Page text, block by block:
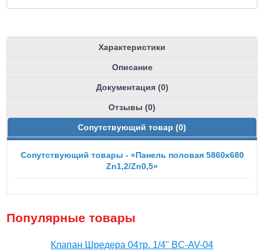
Характеристики
Описание
Документация (0)
Отзывы (0)
Сопутствующий товар (0)
Сопутствующий товары - «Панель половая 5860х680
Zn1,2/Zn0,5»
Популярные товары
Клапан Шредера 04тр. 1/4" BC-AV-04